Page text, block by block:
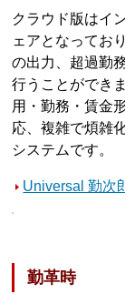
クラウド版はイ
ェアとなってお
の出力、超過勤
行うことができ
用・勤務・賃金
応、複雑で煩雑
システムです。
Universal 勤次
勤革時